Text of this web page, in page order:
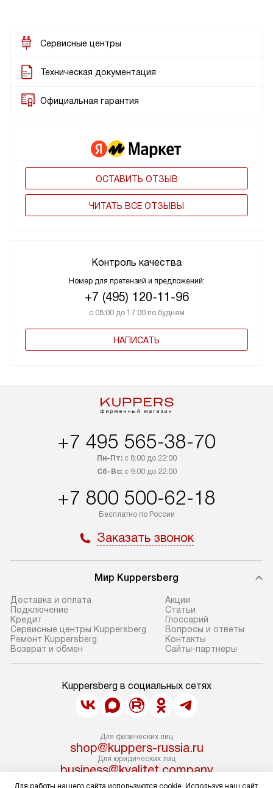
Сервисные центры
Техническая документация
Официальная гарантия
ОСТАВИТЬ ОТЗЫВ
ЧИТАТЬ ВСЕ ОТЗЫВЫ
Контроль качества
Номер для претензий и предложений:
+7 (495) 120-11-96
с 08:00 до 17:00 по будням
НАПИСАТЬ
+7 495 565-38-70
Пн-Пт:с 8:00 до 22:00
Сб-Вс:с 9:00 до 22:00
+7 800 500-62-18
Бесплатно по России
Заказать звонок
Мир Kuppersberg
Доставка и оплата
Подключение
Кредит
Сервисные центры Kuppersberg
Ремонт Kuppersberg
Возврат и обмен
Акции
Cтатьи
Глоссарий
Вопросы и ответы
Контакты
Сайты-партнеры
Kuppersberg в социальных сетях
Для физических лиц
shop@kuppers-russia.ru
Для юридических лиц
business@kvalitet.company
Для работы нашего сайта используются cookie. Используя наш сайт,